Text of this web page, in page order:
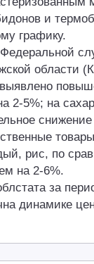
и
графику.
Федеральной
области
выявлено
2-5%; на
снижение
рис, по
на 2-6%.
за
динамике